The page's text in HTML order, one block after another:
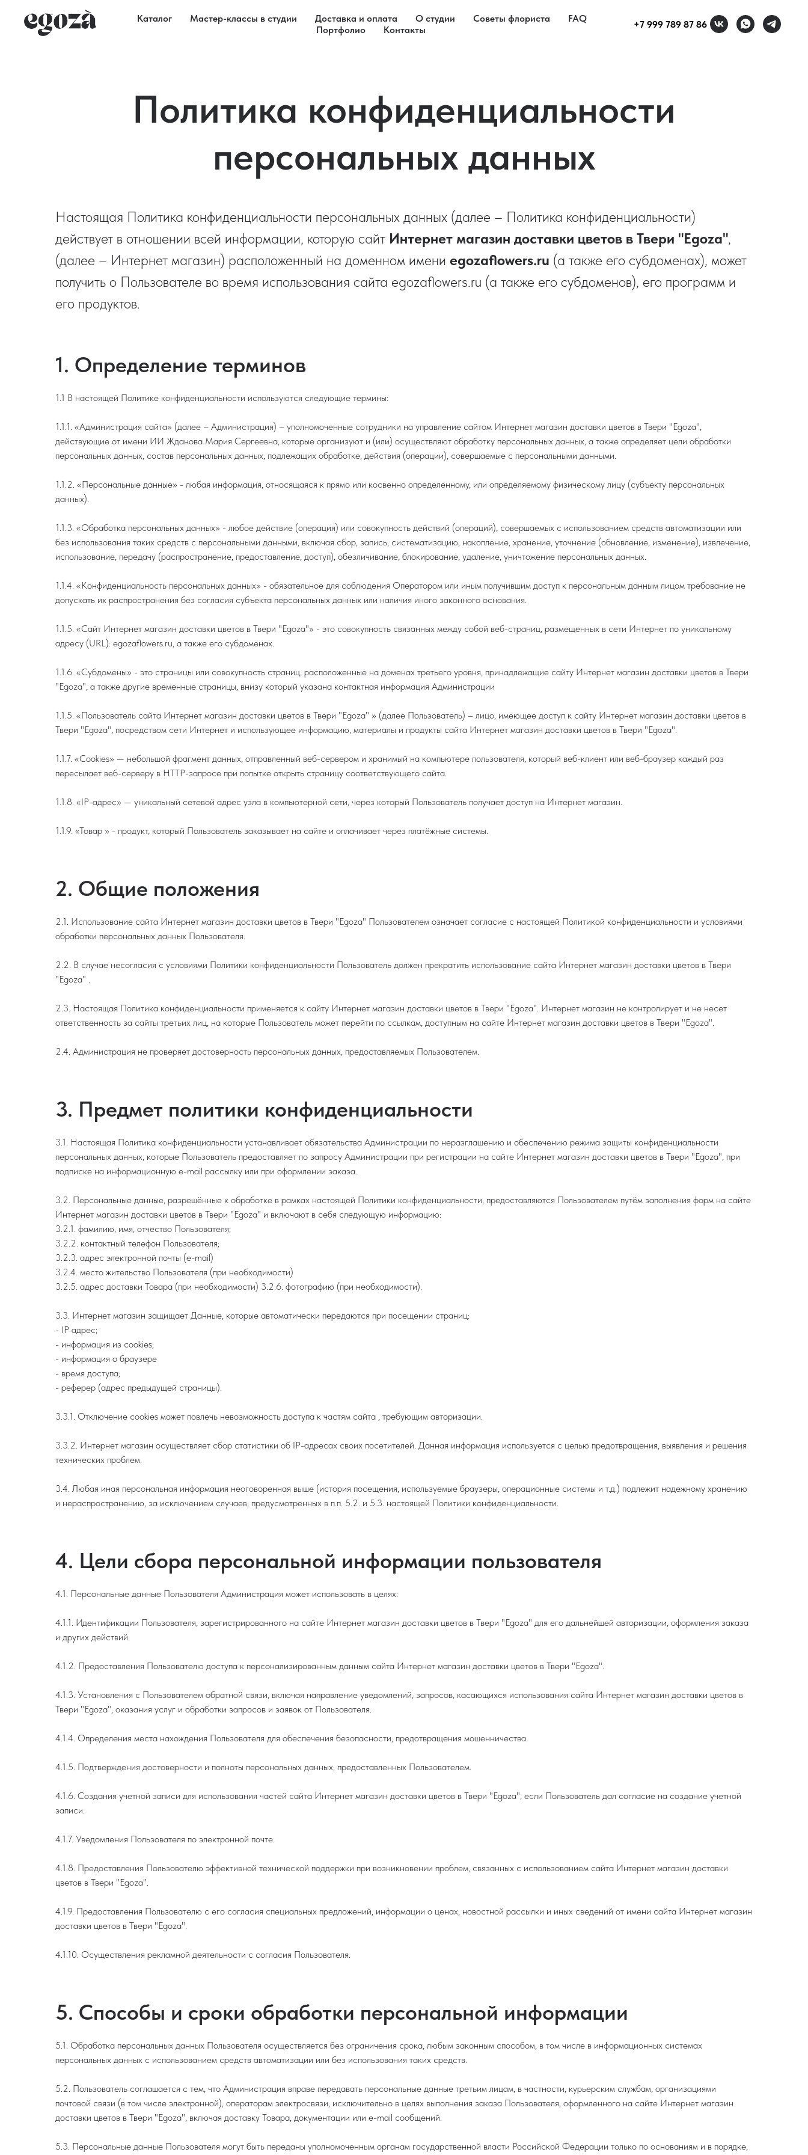
Каталог Мастер-классы в студии Доставка и оплата О студии Советы флориста
FAQ
Портфолио
Контакты +7 999 789 87 86
Политика конфиденциальности
персональных данных
Настоящая Политика конфиденциальности персональных данных (далее – Политика конфиденциальности)
действует в отношении всей информации, которую сайт Интернет магазин доставки цветов в Твери "Egoza",
(далее – Интернет магазин) расположенный на доменном имени egozaflowers.ru (а также его субдоменах), может
получить о Пользователе во время использования сайта egozaflowers.ru (а также его субдоменов), его программ и
его продуктов.
1. Определение терминов
1.1 В настоящей Политике конфиденциальности используются следующие термины:
1.1.1. «Администрация сайта» (далее – Администрация) – уполномоченные сотрудники на управление сайтом Интернет магазин доставки цветов в Твери "Egoza",
действующие от имени ИИ Жданова Мария Сергеевна, которые организуют и (или) осуществляют обработку персональных данных, а также определяет цели обработки
персональных данных, состав персональных данных, подлежащих обработке, действия (операции), совершаемые с персональными данными.
1.1.2. «Персональные данные» - любая информация, относящаяся к прямо или косвенно определенному, или определяемому физическому лицу (субъекту персональных
данных).
1.1.3. «Обработка персональных данных» - любое действие (операция) или совокупность действий (операций), совершаемых с использованием средств автоматизации или
без использования таких средств с персональными данными, включая сбор, запись, систематизацию, накопление, хранение, уточнение (обновление, изменение), извлечение,
использование, передачу (распространение, предоставление, доступ), обезличивание, блокирование, удаление, уничтожение персональных данных.
1.1.4. «Конфиденциальность персональных данных» - обязательное для соблюдения Оператором или иным получившим доступ к персональным данным лицом требование не
допускать их распространения без согласия субъекта персональных данных или наличия иного законного основания.
1.1.5. «Сайт Интернет магазин доставки цветов в Твери "Egoza"» - это совокупность связанных между собой веб-страниц, размещенных в сети Интернет по уникальному
адресу (URL): egozaflowers.ru, а также его субдоменах.
1.1.6. «Субдомены» - это страницы или совокупность страниц, расположенные на доменах третьего уровня, принадлежащие сайту Интернет магазин доставки цветов в Твери
"Egoza", а также другие временные страницы, внизу который указана контактная информация Администрации
1.1.5. «Пользователь сайта Интернет магазин доставки цветов в Твери "Egoza" » (далее Пользователь) – лицо, имеющее доступ к сайту Интернет магазин доставки цветов в
Твери "Egoza", посредством сети Интернет и использующее информацию, материалы и продукты сайта Интернет магазин доставки цветов в Твери "Egoza".
1.1.7. «Cookies» — небольшой фрагмент данных, отправленный веб-сервером и хранимый на компьютере пользователя, который веб-клиент или веб-браузер каждый раз
пересылает веб-серверу в HTTP-запросе при попытке открыть страницу соответствующего сайта.
1.1.8. «IP-адрес» — уникальный сетевой адрес узла в компьютерной сети, через который Пользователь получает доступ на Интернет магазин.
1.1.9. «Товар » - продукт, который Пользователь заказывает на сайте и оплачивает через платёжные системы.
2. Общие положения
2.1. Использование сайта Интернет магазин доставки цветов в Твери "Egoza" Пользователем означает согласие с настоящей Политикой конфиденциальности и условиями
обработки персональных данных Пользователя.
2.2. В случае несогласия с условиями Политики конфиденциальности Пользователь должен прекратить использование сайта Интернет магазин доставки цветов в Твери
"Egoza" .
2.3. Настоящая Политика конфиденциальности применяется к сайту Интернет магазин доставки цветов в Твери "Egoza". Интернет магазин не контролирует и не несет
ответственность за сайты третьих лиц, на которые Пользователь может перейти по ссылкам, доступным на сайте Интернет магазин доставки цветов в Твери "Egoza".
2.4. Администрация не проверяет достоверность персональных данных, предоставляемых Пользователем.
3. Предмет политики конфиденциальности
3.1. Настоящая Политика конфиденциальности устанавливает обязательства Администрации по неразглашению и обеспечению режима защиты конфиденциальности
персональных данных, которые Пользователь предоставляет по запросу Администрации при регистрации на сайте Интернет магазин доставки цветов в Твери "Egoza", при
подписке на информационную e-mail рассылку или при оформлении заказа.
3.2. Персональные данные, разрешённые к обработке в рамках настоящей Политики конфиденциальности, предоставляются Пользователем путём заполнения форм на сайте
Интернет магазин доставки цветов в Твери "Egoza" и включают в себя следующую информацию:
3.2.1. фамилию, имя, отчество Пользователя;
3.2.2. контактный телефон Пользователя;
3.2.3. адрес электронной почты (e-mail)
3.2.4. место жительство Пользователя (при необходимости)
3.2.5. адрес доставки Товара (при необходимости) 3.2.6. фотографию (при необходимости).
3.3. Интернет магазин защищает Данные, которые автоматически передаются при посещении страниц:
- IP адрес;
- информация из cookies;
- информация о браузере
- время доступа;
- реферер (адрес предыдущей страницы).
3.3.1. Отключение cookies может повлечь невозможность доступа к частям сайта , требующим авторизации.
3.3.2. Интернет магазин осуществляет сбор статистики об IP-адресах своих посетителей. Данная информация используется с целью предотвращения, выявления и решения
технических проблем.
3.4. Любая иная персональная информация неоговоренная выше (история посещения, используемые браузеры, операционные системы и т.д.) подлежит надежному хранению
и нераспространению, за исключением случаев, предусмотренных в п.п. 5.2. и 5.3. настоящей Политики конфиденциальности.
4. Цели сбора персональной информации пользователя
4.1. Персональные данные Пользователя Администрация может использовать в целях:
4.1.1. Идентификации Пользователя, зарегистрированного на сайте Интернет магазин доставки цветов в Твери "Egoza" для его дальнейшей авторизации, оформления заказа
и других действий.
4.1.2. Предоставления Пользователю доступа к персонализированным данным сайта Интернет магазин доставки цветов в Твери "Egoza".
4.1.3. Установления с Пользователем обратной связи, включая направление уведомлений, запросов, касающихся использования сайта Интернет магазин доставки цветов в
Твери "Egoza", оказания услуг и обработки запросов и заявок от Пользователя.
4.1.4. Определения места нахождения Пользователя для обеспечения безопасности, предотвращения мошенничества.
4.1.5. Подтверждения достоверности и полноты персональных данных, предоставленных Пользователем.
4.1.6. Создания учетной записи для использования частей сайта Интернет магазин доставки цветов в Твери "Egoza", если Пользователь дал согласие на создание учетной
записи.
4.1.7. Уведомления Пользователя по электронной почте.
4.1.8. Предоставления Пользователю эффективной технической поддержки при возникновении проблем, связанных с использованием сайта Интернет магазин доставки
цветов в Твери "Egoza".
4.1.9. Предоставления Пользователю с его согласия специальных предложений, информации о ценах, новостной рассылки и иных сведений от имени сайта Интернет магазин
доставки цветов в Твери "Egoza".
4.1.10. Осуществления рекламной деятельности с согласия Пользователя.
5. Способы и сроки обработки персональной информации
5.1. Обработка персональных данных Пользователя осуществляется без ограничения срока, любым законным способом, в том числе в информационных системах
персональных данных с использованием средств автоматизации или без использования таких средств.
5.2. Пользователь соглашается с тем, что Администрация вправе передавать персональные данные третьим лицам, в частности, курьерским службам, организациями
почтовой связи (в том числе электронной), операторам электросвязи, исключительно в целях выполнения заказа Пользователя, оформленного на сайте Интернет магазин
доставки цветов в Твери "Egoza", включая доставку Товара, документации или e-mail сообщений.
5.3. Персональные данные Пользователя могут быть переданы уполномоченным органам государственной власти Российской Федерации только по основаниям и в порядке,